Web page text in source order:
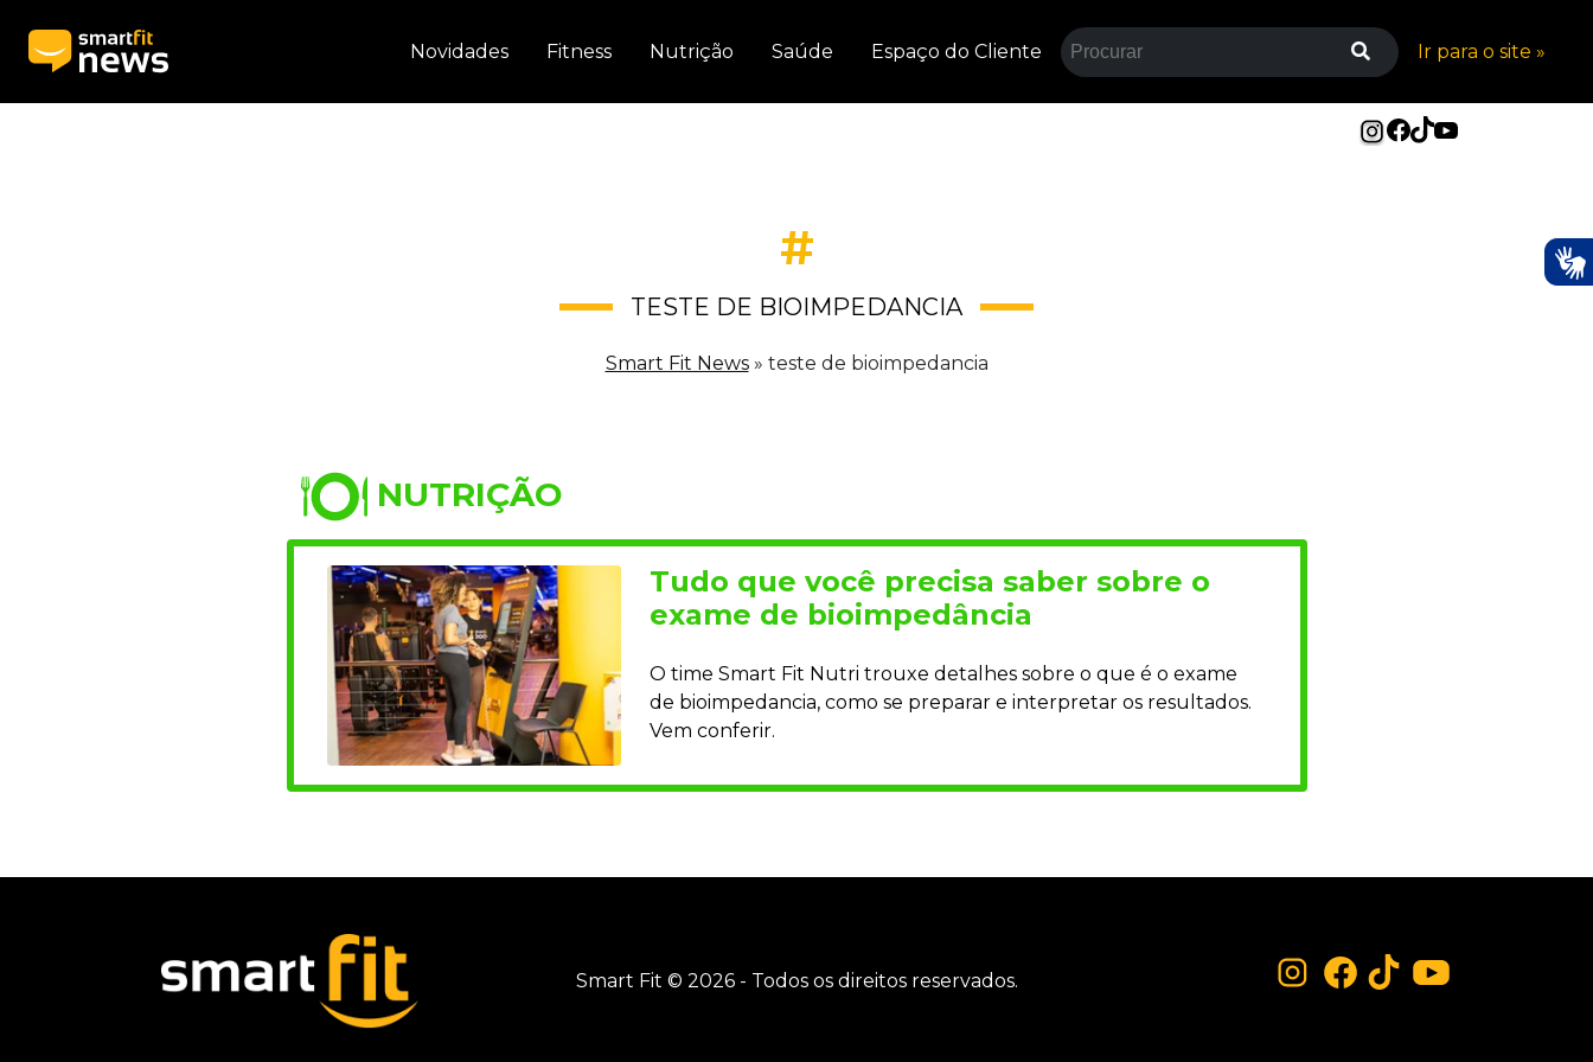
Novidades Fitness Nutrição Saúde Espaço do Cliente Ir para o site »
#
TESTE DE BIOIMPEDANCIA
Smart Fit News » teste de bioimpedancia
NUTRIÇÃO
Tudo que você precisa saber sobre o
exame de bioimpedância
O time Smart Fit Nutri trouxe detalhes sobre o que é o exame
de bioimpedancia, como se preparar e interpretar os resultados.
Vem conferir.
Smart Fit © 2026 - Todos os direitos reservados.